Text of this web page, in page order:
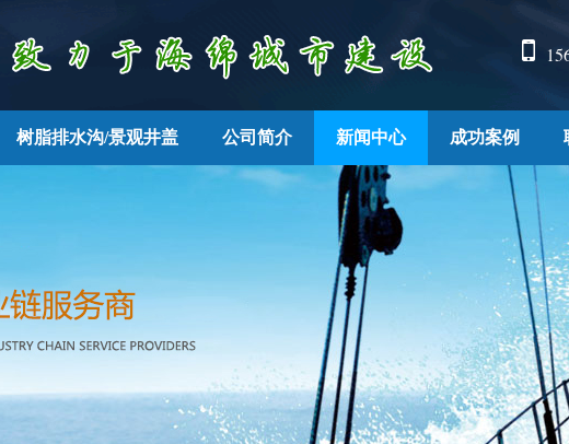
树脂排水沟/景观井盖 公司简介 新闻中心 成功案例